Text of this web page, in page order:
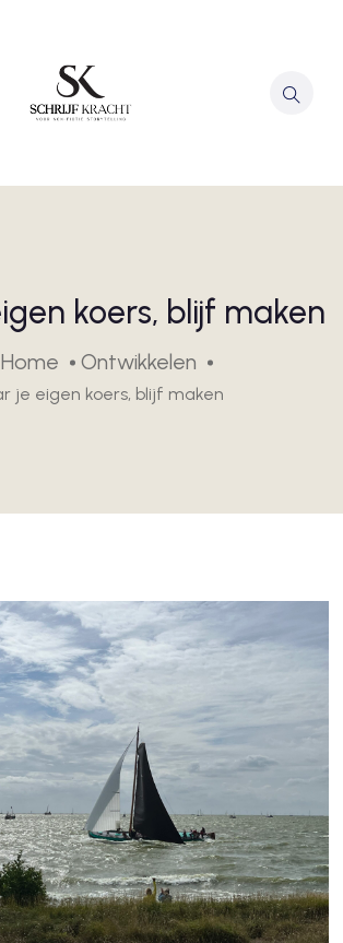
koers, blijf maken
Home Ontwikkelen
je eigen koers, blijf maken